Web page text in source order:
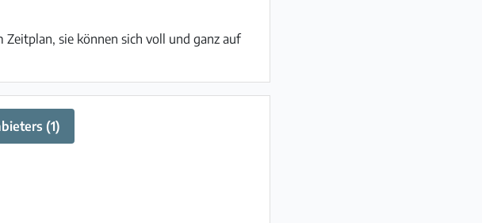
Zeitplan, sie können sich voll und ganz auf
(1)